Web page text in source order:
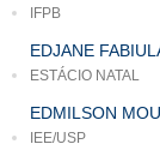
IFPB
EDJANE
ESTÁCIO NATAL
EDMILSON
IEE/USP